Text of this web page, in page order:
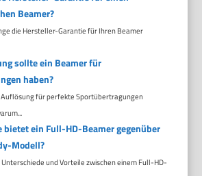
Beamer?
die Hersteller-Garantie für Ihren Beamer
sollte ein Beamer für
haben?
Auflösung für perfekte Sportübertragungen
bietet ein Full-HD-Beamer gegenüber
Modell?
und Vorteile zwischen einem Full-HD-